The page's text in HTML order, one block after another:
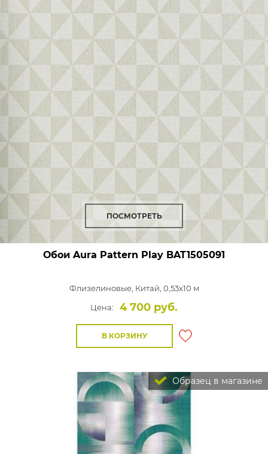
ПОСМОТРЕТЬ
Обои Aura Pattern Play BAT1505091
Флизелиновые, Китай, 0,53x10 м
Цена:
4 700 руб.
В КОРЗИНУ
Образец в магазине